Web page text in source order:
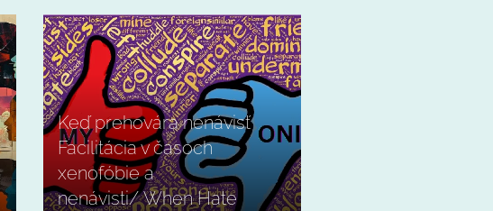
Keď prehovára nenávisť
Facilitácia v časoch
xenofóbie a
nenávisti/ When Hate